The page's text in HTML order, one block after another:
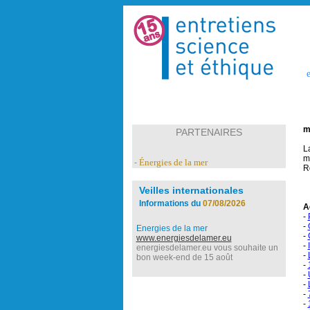
PARTENAIRES
- Énergies de la mer
Veilles internationales
Informations du 07/08/2026
Energies de la mer
www.energiesdelamer.eu
energiesdelamer.eu vous souhaite un
bon week-end de 15 août
-
-
-
-
-
-
-
-
-
-